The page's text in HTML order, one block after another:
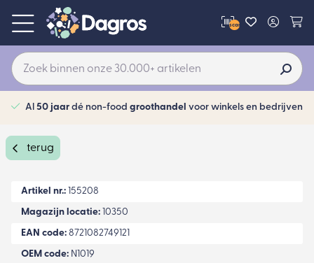
scan
Al 50 jaar dé non-food groothandel voor winkels en bedrijven
terug
Artikel nr.: 155208
Magazijn locatie: 10350
EAN code: 8721082749121
OEM code: N1019